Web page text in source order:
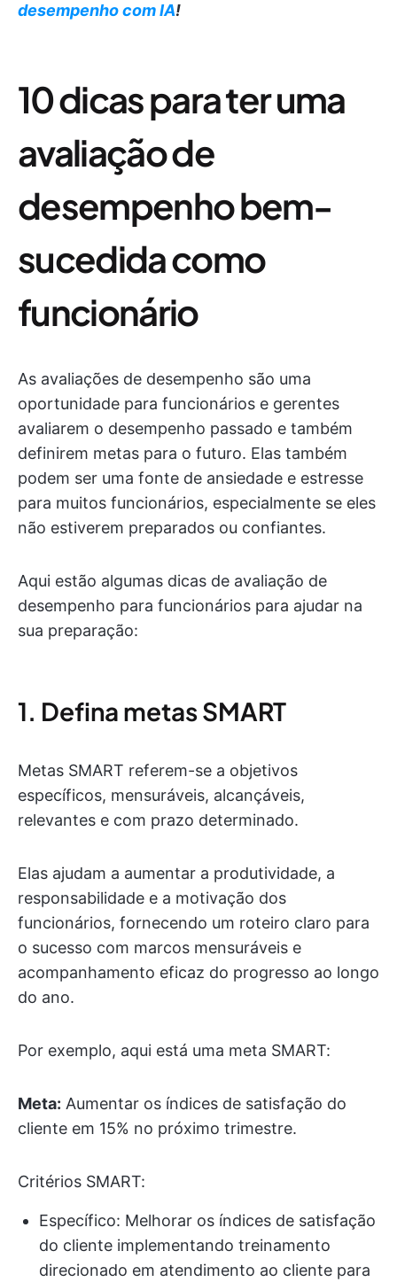
desempenho com IA!
10 dicas para ter uma
avaliação de
desempenho bem-
sucedida como
funcionário
As avaliações de desempenho são uma
oportunidade para funcionários e gerentes
avaliarem o desempenho passado e também
definirem metas para o futuro. Elas também
podem ser uma fonte de ansiedade e estresse
para muitos funcionários, especialmente se eles
não estiverem preparados ou confiantes.
Aqui estão algumas dicas de avaliação de
desempenho para funcionários para ajudar na
sua preparação:
1. Defina metas SMART
Metas SMART referem-se a objetivos
específicos, mensuráveis, alcançáveis,
relevantes e com prazo determinado.
Elas ajudam a aumentar a produtividade, a
responsabilidade e a motivação dos
funcionários, fornecendo um roteiro claro para
o sucesso com marcos mensuráveis e
acompanhamento eficaz do progresso ao longo
do ano.
Por exemplo, aqui está uma meta SMART:
Meta: Aumentar os índices de satisfação do
cliente em 15% no próximo trimestre.
Critérios SMART:
Específico: Melhorar os índices de satisfação
do cliente implementando treinamento
direcionado em atendimento ao cliente para